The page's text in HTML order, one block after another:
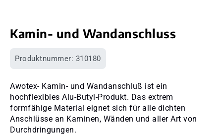
Kamin- und Wandanschluss
Produktnummer: 310180
Awotex- Kamin- und Wandanschluß ist ein
hochflexibles Alu-Butyl-Produkt. Das extrem
formfähige Material eignet sich für alle dichten
Anschlüsse an Kaminen, Wänden und aller Art von
Durchdringungen.